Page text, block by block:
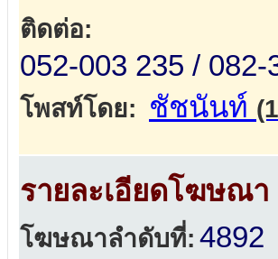
ติดต่อ:
052-003 235 /
โพสท์โดย: ชัชนันท์
รายละเอียดโฆษณา
โฆษณาลำดับที่: 4892